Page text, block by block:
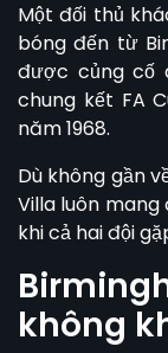
Một đối thủ
bóng đến từ
được củng cố
chung kết FA
năm 1968.
Dù không gần
Villa luôn
khi cả hai đội
không